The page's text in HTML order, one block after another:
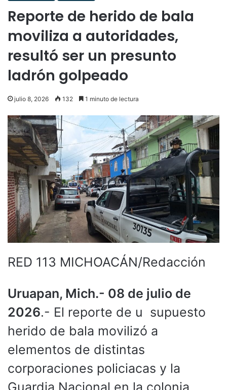
Reporte de herido de bala
moviliza a autoridades,
resultó ser un presunto
ladrón golpeado
julio 8, 2026 132 1 minuto de lectura
RED 113 MICHOACÁN/Redacción
Uruapan, Mich.- 08 de julio de
2026.- El reporte de u supuesto
herido de bala movilizó a
elementos de distintas
corporaciones policiacas y la
Guardia Nacional en la colonia